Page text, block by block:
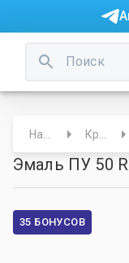
Эмаль ПУ 50
35 БОНУСОВ